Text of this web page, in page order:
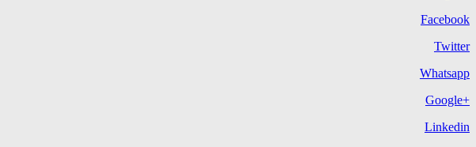
Facebook
Twitter
Whatsapp
+Google
Linkedin